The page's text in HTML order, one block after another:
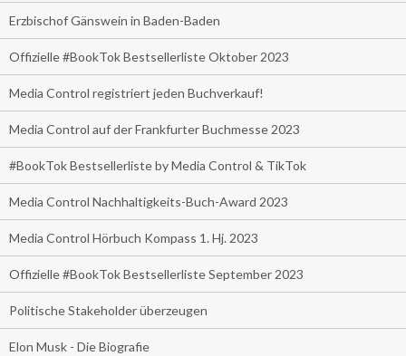
Erzbischof Gänswein in Baden-Baden
Offizielle #BookTok Bestsellerliste Oktober 2023
Media Control registriert jeden Buchverkauf!
Media Control auf der Frankfurter Buchmesse 2023
#BookTok Bestsellerliste by Media Control & TikTok
Media Control Nachhaltigkeits-Buch-Award 2023
Media Control Hörbuch Kompass 1. Hj. 2023
Offizielle #BookTok Bestsellerliste September 2023
Politische Stakeholder überzeugen
Elon Musk - Die Biografie